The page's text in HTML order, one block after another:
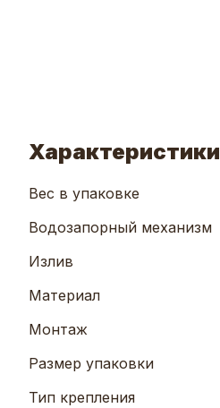
Характеристики
Вес в упаковке
Водозапорный механизм
Излив
Материал
Монтаж
Размер упаковки
Тип крепления